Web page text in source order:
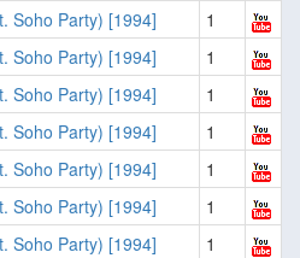
Soho Party) [1994]
1
Soho Party) [1994]
1
Soho Party) [1994]
1
Soho Party) [1994]
1
Soho Party) [1994]
1
Soho Party) [1994]
1
Soho Party) [1994]
1